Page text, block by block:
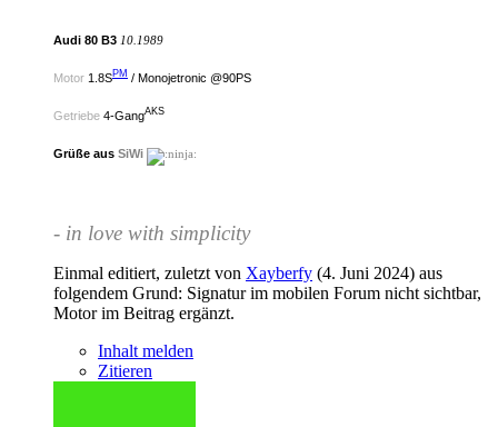
Audi 80 B3 10.1989
Motor 1.8SPM / Monojetronic @90PS
Getriebe 4-GangAKS
Grüße aus SiWi
- in love with simplicity
Einmal editiert, zuletzt von Xayberfy (4. Juni 2024) aus
folgendem Grund: Signatur im mobilen Forum nicht sichtbar,
Motor im Beitrag ergänzt.
Inhalt melden
Zitieren